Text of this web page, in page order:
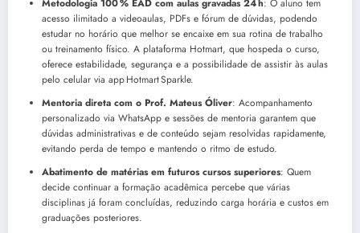
Metodologia 100 % EAD com aulas gravadas 24 h: O aluno tem
acesso ilimitado a videoaulas, PDFs e fórum de dúvidas, podendo
estudar no horário que melhor se encaixe em sua rotina de trabalho
ou treinamento físico. A plataforma Hotmart, que hospeda o curso,
oferece estabilidade, segurança e a possibilidade de assistir às aulas
pelo celular via app Hotmart Sparkle.
Mentoria direta com o Prof. Mateus Óliver: Acompanhamento
personalizado via WhatsApp e sessões de mentoria garantem que
dúvidas administrativas e de conteúdo sejam resolvidas rapidamente,
evitando perda de tempo e mantendo o ritmo de estudo.
Abatimento de matérias em futuros cursos superiores: Quem
decide continuar a formação acadêmica percebe que várias
disciplinas já foram concluídas, reduzindo carga horária e custos em
graduações posteriores.